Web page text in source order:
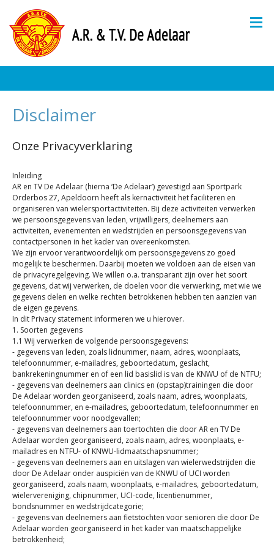
Disclaimer
Onze Privacyverklaring
Inleiding
AR en TV De Adelaar (hierna ‘De Adelaar’) gevestigd aan Sportpark
Orderbos 27, Apeldoorn heeft als kernactiviteit het faciliteren en
organiseren van wielersportactiviteiten. Bij deze activiteiten verwerken
we persoonsgegevens van leden, vrijwilligers, deelnemers aan
activiteiten, evenementen en wedstrijden en persoonsgegevens van
contactpersonen in het kader van overeenkomsten.
We zijn ervoor verantwoordelijk om persoonsgegevens zo goed
mogelijk te beschermen. Daarbij moeten we voldoen aan de eisen van
de privacyregelgeving. We willen o.a. transparant zijn over het soort
gegevens, dat wij verwerken, de doelen voor die verwerking, met wie we
gegevens delen en welke rechten betrokkenen hebben ten aanzien van
de eigen gegevens.
In dit Privacy statement informeren we u hierover.
1. Soorten gegevens
1.1 Wij verwerken de volgende persoonsgegevens:
- gegevens van leden, zoals lidnummer, naam, adres, woonplaats,
telefoonnummer, e-mailadres, geboortedatum, geslacht,
bankrekeningnummer en of een lid basislid is van de KNWU of de NTFU;
- gegevens van deelnemers aan clinics en (opstap)trainingen die door
De Adelaar worden georganiseerd, zoals naam, adres, woonplaats,
telefoonnummer, en e-mailadres, geboortedatum, telefoonnummer en
telefoonnummer voor noodgevallen;
- gegevens van deelnemers aan toertochten die door AR en TV De
Adelaar worden georganiseerd, zoals naam, adres, woonplaats, e-
mailadres en NTFU- of KNWU-lidmaatschapsnummer;
- gegevens van deelnemers aan en uitslagen van wielerwedstrijden die
door De Adelaar onder auspiciën van de KNWU of UCI worden
georganiseerd, zoals naam, woonplaats, e-mailadres, geboortedatum,
wielervereniging, chipnummer, UCI-code, licentienummer,
bondsnummer en wedstrijdcategorie;
- gegevens van deelnemers aan fietstochten voor senioren die door De
Adelaar worden georganiseerd in het kader van maatschappelijke
betrokkenheid;